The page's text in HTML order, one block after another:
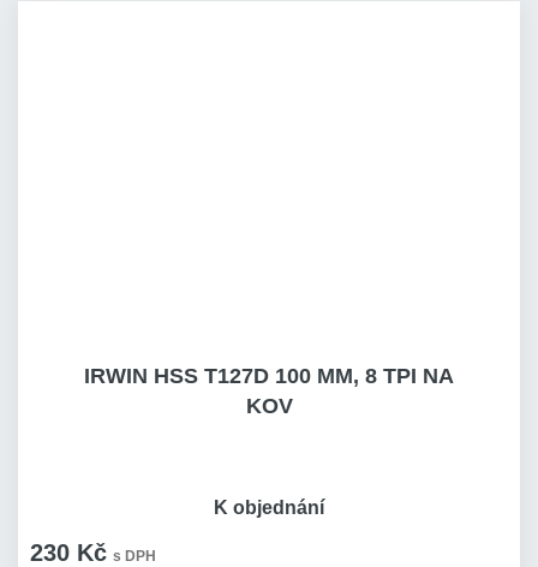
IRWIN HSS T127D 100 MM, 8 TPI NA
KOV
230 Kč s DPH
K objednání